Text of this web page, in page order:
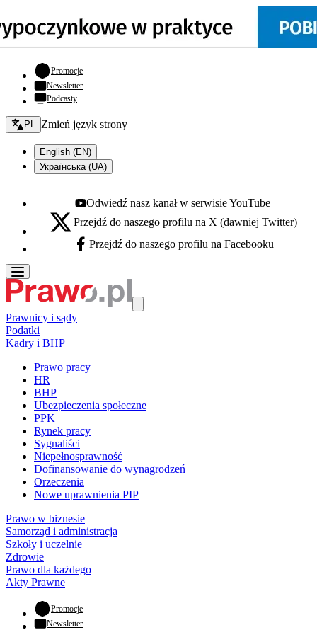
Promocje- otwiera się w nowej karcie
Newsletter
Podcasty
Zmień język - bieżący:
PL Zmień język strony
English (EN)
Українська (UA)
Youtube - otwiera się w nowej karcie
Odwiedź nasz kanał w serwisie YouTube
X - otwiera się w nowej karcie
Przejdź do naszego profilu na X (dawniej Twitter)
Facebook - otwiera się w nowej karcie
Przejdź do naszego profilu na Facebooku
Prawnicy i sądy
Podatki
Kadry i BHP
Prawo pracy
HR
BHP
Ubezpieczenia społeczne
PPK
Rynek pracy
Sygnaliści
Niepełnosprawność
Dofinansowanie do wynagrodzeń
Orzeczenia
Nowe uprawnienia PIP
Prawo w biznesie
Samorząd i administracja
Szkoły i uczelnie
Zdrowie
Prawo dla każdego
Akty Prawne
Promocje- otwiera się w nowej karcie
Newsletter